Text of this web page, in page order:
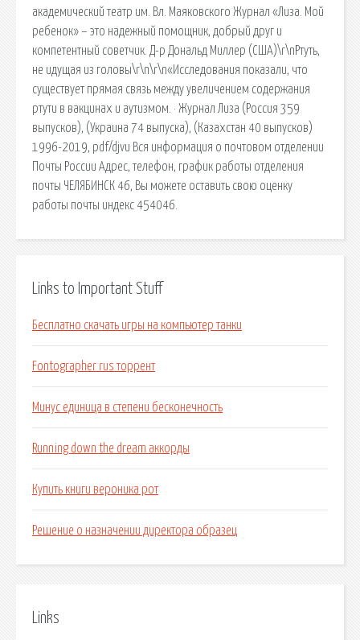
академический театр им. Вл. Маяковского Журнал «Лиза. Мой
ребенок» – это надежный помощник, добрый друг и
компетентный советчик. Д-р Дональд Миллер (США)\r\nРтуть,
не идущая из головы\r\n\r\n«Исследования показали, что
существует прямая связь между увеличением содержания
ртути в вакцинах и аутизмом. · Журнал Лиза (Россия 359
выпусков), (Украина 74 выпуска), (Казахстан 40 выпусков)
1996-2019, pdf/djvu Вся информация о почтовом отделении
Почты России Адрес, телефон, график работы отделения
почты ЧЕЛЯБИНСК 46, Вы можете оставить свою оценку
работы почты индекс 454046.
Links to Important Stuff
Бесплатно скачать игры на компьютер танки
Fontographer rus торрент
Минус единица в степени бесконечность
Running down the dream аккорды
Купить книги вероника рот
Решение о назначении директора образец
Links